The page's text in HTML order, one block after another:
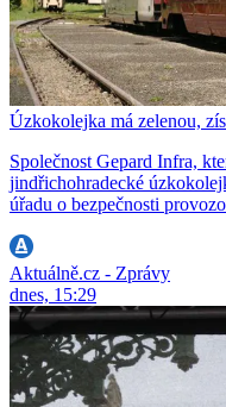
Úzkokolejka má zelenou,
Společnost Gepard Infra,
jindřichohradecké
úřadu o bezpečnosti
Aktuálně.cz - Zprávy
dnes, 15:29